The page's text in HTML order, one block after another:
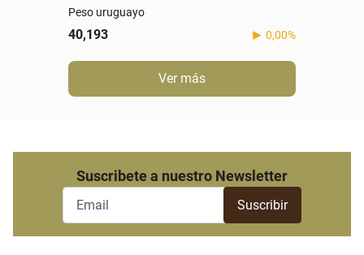
Peso uruguayo
40,193 0,00%
Ver más
Suscribete a nuestro Newsletter